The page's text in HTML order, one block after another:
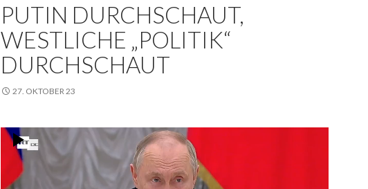
PUTIN DURCHSCHAUT,
WESTLICHE „POLITIK“
DURCHSCHAUT
27. OKTOBER 23
Video-
Player